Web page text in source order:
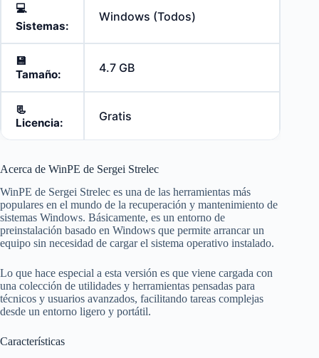
💻
Sistemas:
Windows (Todos)
💾
Tamaño:
4.7 GB
📃
Licencia:
Gratis
Acerca de WinPE de Sergei Strelec
WinPE de Sergei Strelec es una de las herramientas más
populares en el mundo de la recuperación y mantenimiento de
sistemas Windows. Básicamente, es un entorno de
preinstalación basado en Windows que permite arrancar un
equipo sin necesidad de cargar el sistema operativo instalado.
Lo que hace especial a esta versión es que viene cargada con
una colección de utilidades y herramientas pensadas para
técnicos y usuarios avanzados, facilitando tareas complejas
desde un entorno ligero y portátil.
Características